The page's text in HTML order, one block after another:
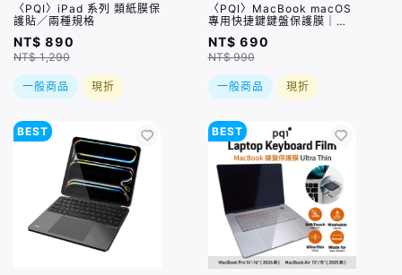
〈PQI〉iPad 系列 類紙膜保
護貼／兩種規格
NT$ 890
NT$ 1,290
一般商品 現折
〈PQI〉MacBook macOS
專用快捷鍵鍵盤保護膜｜超
薄水洗矽膠、60+組快捷
鍵、全面防潑水 (限美式鍵
盤)
NT$ 690
NT$ 990
一般商品 現折
BEST BEST